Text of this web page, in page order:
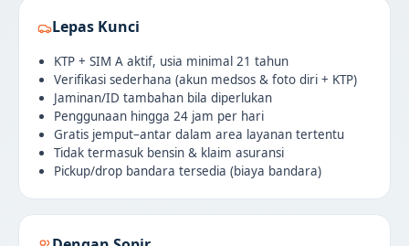
Lepas Kunci
KTP + SIM A aktif, usia minimal 21 tahun
Verifikasi sederhana (akun medsos & foto diri + KTP)
Jaminan/ID tambahan bila diperlukan
Penggunaan hingga 24 jam per hari
Gratis jemput–antar dalam area layanan tertentu
Tidak termasuk bensin & klaim asuransi
Pickup/drop bandara tersedia (biaya bandara)